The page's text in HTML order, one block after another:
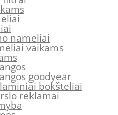
nameliai
vaikams
goodyear
bokšteliai
reklamai